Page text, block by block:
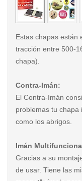
Estas chapas están
tracción entre 500-
chapa).
Contra-Imán:
El Contra-Imán
problemas tu chapa
como los abrigos.
Imán
Gracias a su
de usar. Tiene las